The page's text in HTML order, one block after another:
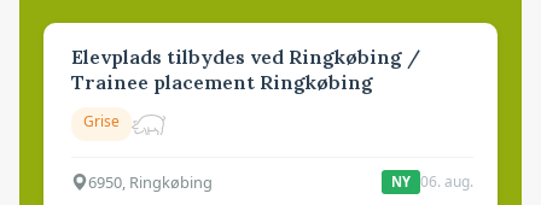
Elevplads tilbydes ved Ringkøbing /
Trainee placement Ringkøbing
Grise
6950, Ringkøbing NY 06. aug.